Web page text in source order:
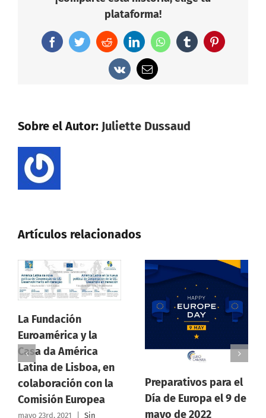
plataforma!
FacebookTwitterRedditLinkedInWhatsAppTumblr Pinterest
Vk
Correo
electrónico
Sobre el Autor: Juliette Dussaud
Artículos relacionados
y la
América
Lisboa, en
con la
Europea
2021 | Sin
Preparativos para el
Día de Europa el 9 de
mayo de 2022
Ordinaria